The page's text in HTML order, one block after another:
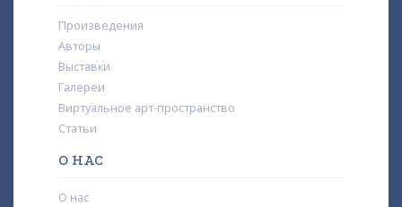
Произведения
Авторы
Выставки
Галереи
Виртуальное арт-пространство
Статьи
О НАС
О нас